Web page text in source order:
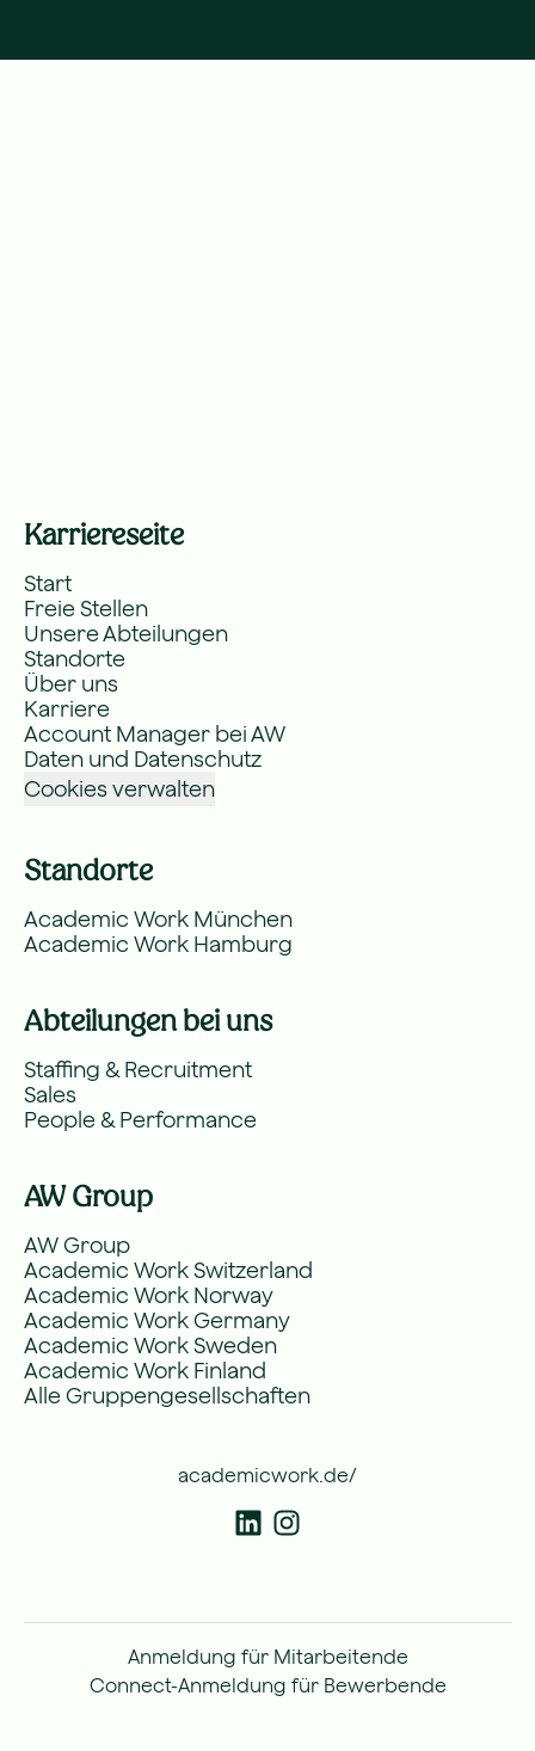
Karriereseite
Start
Freie Stellen
Unsere Abteilungen
Standorte
Über uns
Karriere
Account Manager bei AW
Daten und Datenschutz
Cookies verwalten
Standorte
Academic Work München
Academic Work Hamburg
Abteilungen bei uns
Staffing & Recruitment
Sales
People & Performance
AW Group
AW Group
Academic Work Switzerland
Academic Work Norway
Academic Work Germany
Academic Work Sweden
Academic Work Finland
Alle Gruppengesellschaften
academicwork.de/
Anmeldung für Mitarbeitende
Connect-Anmeldung für Bewerbende